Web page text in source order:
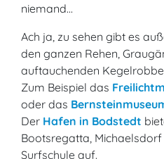
niemand...
Ach ja, zu sehen gibt es
den ganzen Rehen,
auftauchenden
Zum Beispiel das
oder das
Der Hafen in Bodstedt
Bootsregatta,
Surfschule auf.